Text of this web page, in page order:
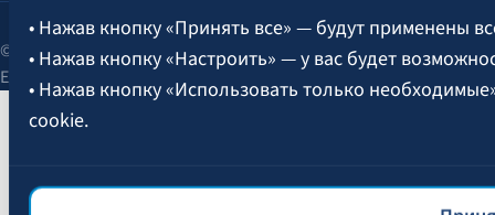
• Нажав кнопку «Принять все» — будут применены
• Нажав кнопку «Настроить» — у вас будет
• Нажав кнопку «Использовать только
cookie.
Более подробная информация об управлении
© 2026 AAS BALTA | улица Сканстес 25, Рига, LV-1013, Латвия.
Единый рег. № 40003049409.